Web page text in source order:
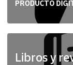
Península
Baleares
Melilla
PRODUCTO
Libros y